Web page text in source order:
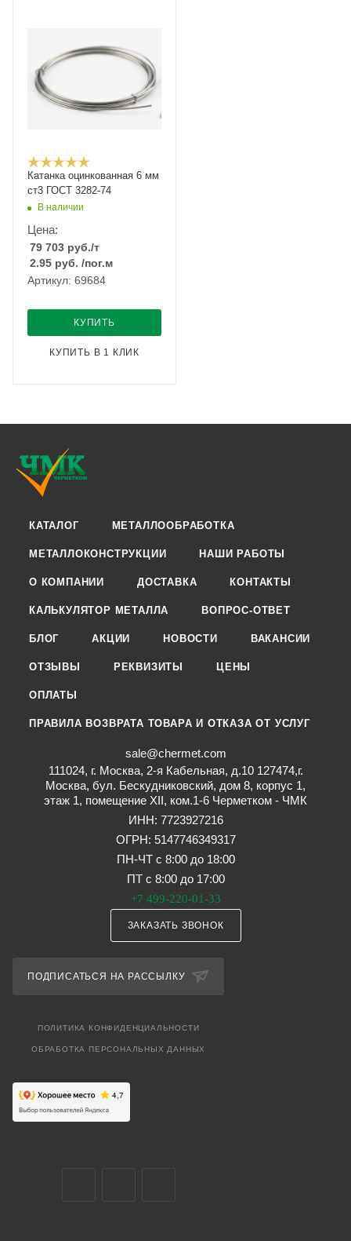
Катанка оцинкованная 6 мм
ст3 ГОСТ 3282-74
В наличии
Цена:
79 703 руб./т
2.95 руб. /пог.м
Артикул: 69684
КУПИТЬ
КУПИТЬ В 1 КЛИК
КАТАЛОГ МЕТАЛЛООБРАБОТКА
МЕТАЛЛОКОНСТРУКЦИИ НАШИ РАБОТЫ
О КОМПАНИИ ДОСТАВКА КОНТАКТЫ
КАЛЬКУЛЯТОР МЕТАЛЛА ВОПРОС-ОТВЕТ
БЛОГ АКЦИИ НОВОСТИ ВАКАНСИИ
ОТЗЫВЫ РЕКВИЗИТЫ ЦЕНЫ
ОПЛАТЫ
ПРАВИЛА ВОЗВРАТА ТОВАРА И ОТКАЗА ОТ УСЛУГ
sale@chermet.com
111024, г. Москва, 2-я Кабельная, д.10 127474,г.
Москва, бул. Бескудниковский, дом 8, корпус 1,
этаж 1, помещение XII, ком.1-6 Черметком - ЧМК
ИНН: 7723927216
ОГРН: 5147746349317
ПН-ЧТ с 8:00 до 18:00
ПТ с 8:00 до 17:00
+7 499-220-01-33
ЗАКАЗАТЬ ЗВОНОК
ПОДПИСАТЬСЯ НА РАССЫЛКУ
ПОЛИТИКА КОНФИДЕНЦИАЛЬНОСТИ
ОБРАБОТКА ПЕРСОНАЛЬНЫХ ДАННЫХ